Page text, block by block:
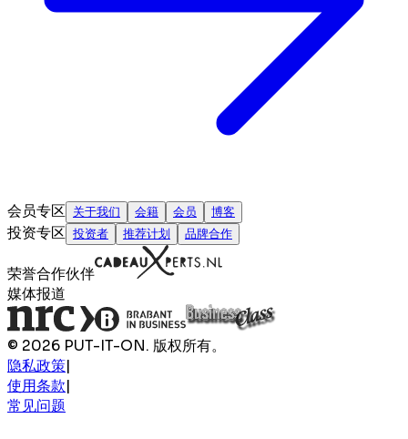
会员专区 关于我们 会籍 会员 博客
投资专区 投资者 推荐计划 品牌合作
荣誉合作伙伴
媒体报道
© 2026 PUT-IT-ON. 版权所有。
隐私政策|
使用条款|
常见问题